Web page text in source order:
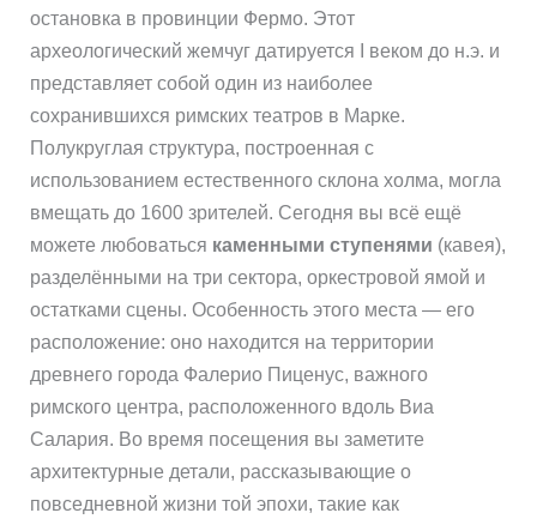
остановка в провинции Фермо. Этот
археологический жемчуг датируется I веком до н.э. и
представляет собой один из наиболее
сохранившихся римских театров в Марке.
Полукруглая структура, построенная с
использованием естественного склона холма, могла
вмещать до 1600 зрителей. Сегодня вы всё ещё
можете любоваться каменными ступенями (кавея),
разделёнными на три сектора, оркестровой ямой и
остатками сцены. Особенность этого места — его
расположение: оно находится на территории
древнего города Фалерио Пиценус, важного
римского центра, расположенного вдоль Виа
Салария. Во время посещения вы заметите
архитектурные детали, рассказывающие о
повседневной жизни той эпохи, такие как